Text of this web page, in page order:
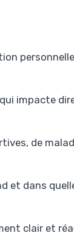
impacte
de
et dans
clair et